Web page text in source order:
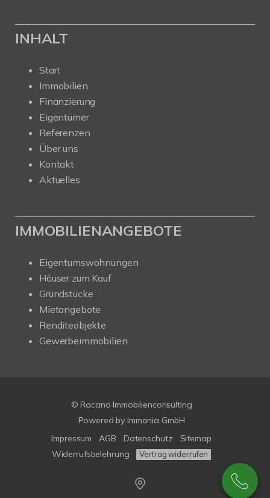
INHALT
Start
Immobilien
Finanzierung
Eigentümer
Referenzen
Über uns
Kontakt
Aktuelles
IMMOBILIENANGEBOTE
Eigentumswohnungen
Häuser zum Kauf
Grundstücke
Mietangebote
Renditeobjekte
Gewerbeimmobilien
© Racano Immobilienconsulting
Powered by Immonia GmbH
Impressum
AGB Datenschutz
Sitemap
Widerrufsbelehrung
Vertrag widerrufen